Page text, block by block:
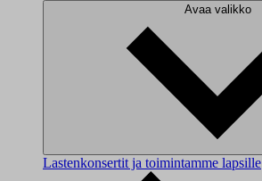
Avaa valikko
Lastenkonsertit ja toimintamme lapsille